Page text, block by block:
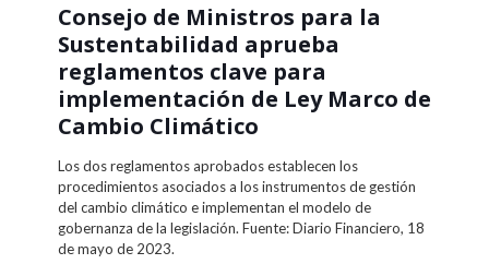
Consejo de Ministros para la
Sustentabilidad aprueba
reglamentos clave para
implementación de Ley Marco de
Cambio Climático
Los dos reglamentos aprobados establecen los
procedimientos asociados a los instrumentos de gestión
del cambio climático e implementan el modelo de
gobernanza de la legislación. Fuente: Diario Financiero, 18
de mayo de 2023.